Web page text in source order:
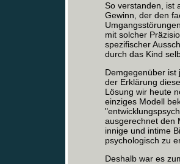
So verstanden, ist
Gewinn, der den
mit solcher
spezifischer
durch das Kind
Demgegenüber ist
der Erklärung
Lösung wir heute
einziges Modell
ausgerechnet den
innige und intime
psychologisch zu
Deshalb war es